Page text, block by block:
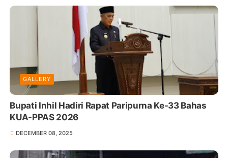
GALLERY
Bupati Inhil Hadiri Rapat Paripurna Ke-33 Bahas
KUA-PPAS 2026
DECEMBER 08, 2025